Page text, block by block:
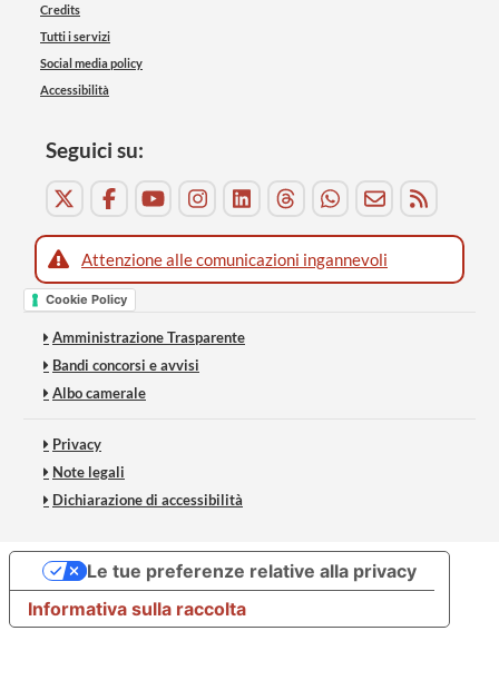
Credits
Tutti i servizi
Social media policy
Accessibilità
Seguici su:
Attenzione alle comunicazioni ingannevoli
Cookie Policy
Amministrazione Trasparente
Bandi concorsi e avvisi
Albo camerale
Privacy
Note legali
Dichiarazione di accessibilità
Informativa sulla raccolta
Le tue preferenze relative alla privacy